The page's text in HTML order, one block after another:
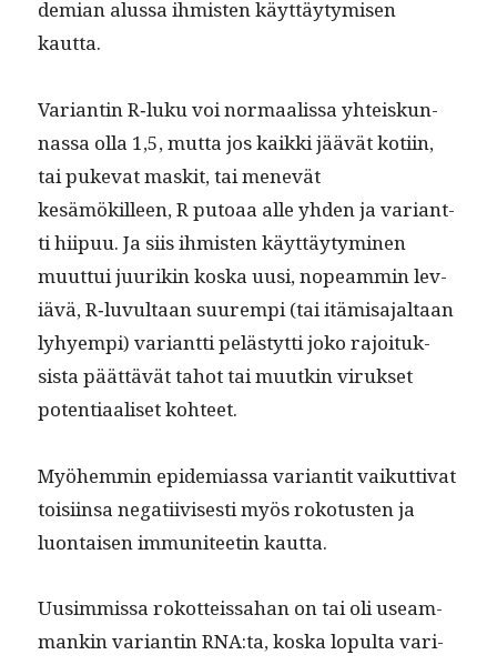
demi­an alus­sa ihmis­ten käyt­täy­tymisen
kautta.
Vari­antin R‑luku voi nor­maalis­sa yhteiskun­
nas­sa olla 1,5, mut­ta jos kaik­ki jäävät koti­in,
tai puke­vat mask­it, tai menevät
kesämökilleen, R putoaa alle yhden ja vari­ant­
ti hiipuu. Ja siis ihmis­ten käyt­täy­tymi­nen
muut­tui juurikin kos­ka uusi, nopeam­min lev­
iävä, R‑luvultaan suurem­pi (tai itämisa­jal­taan
lyhyem­pi) vari­ant­ti pelästyt­ti joko rajoituk­
sista päät­tävät tahot tai muutkin viruk­set
poten­ti­aaliset kohteet.
Myöhem­min epi­demi­as­sa vari­antit vaikut­ti­vat
toisi­in­sa negati­ivis­es­ti myös roko­tusten ja
luon­taisen immu­ni­teetin kautta.
Uusim­mis­sa rokot­teis­sa­han on tai oli use­am­
mankin vari­antin RNA:ta, kos­ka lop­ul­ta vari­